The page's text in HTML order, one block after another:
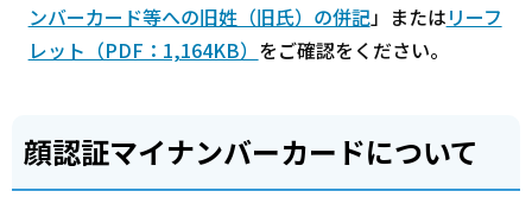
ンバーカード等への旧姓（旧氏）の併記」またはリーフ
レット（PDF：1,164KB） をご確認をください。
顔認証マイナンバーカードについて